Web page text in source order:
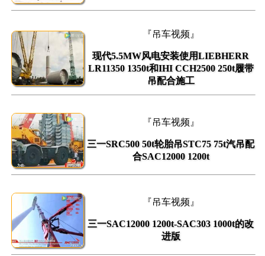
『吊车视频』
现代5.5MW风电安装使用LIEBHERR
LR11350 1350t和IHI CCH2500 250t履带
吊配合施工
『吊车视频』
三一SRC500 50t轮胎吊STC75 75t汽吊配
合SAC12000 1200t
『吊车视频』
三一SAC12000 1200t-SAC303 1000t的改
进版